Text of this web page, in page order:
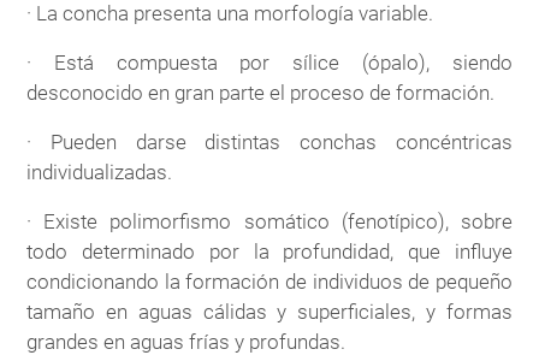
· La concha presenta una morfología variable.
· Está compuesta por sílice (ópalo), siendo
desconocido en gran parte el proceso de formación.
· Pueden darse distintas conchas concéntricas
individualizadas.
· Existe polimorfismo somático (fenotípico), sobre
todo determinado por la profundidad, que influye
condicionando la formación de individuos de pequeño
tamaño en aguas cálidas y superficiales, y formas
grandes en aguas frías y profundas.